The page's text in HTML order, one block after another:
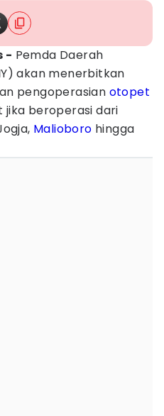
- Pemda Daerah
akan menerbitkan
pengoperasian otopet
jika beroperasi dari
Malioboro hingga